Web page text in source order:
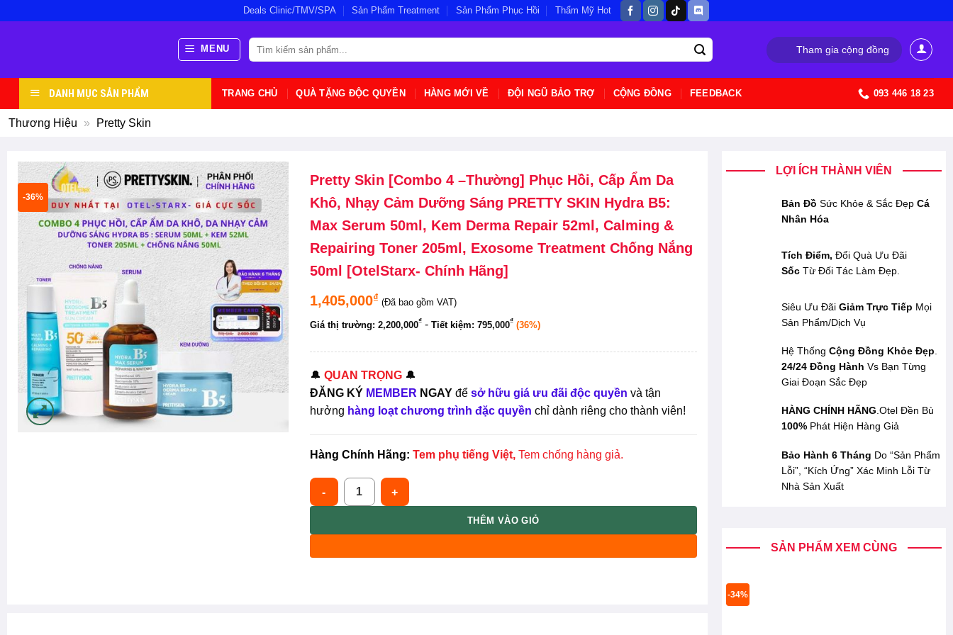
Deals Clinic/TMV/SPA Sản Phẩm Treatment Sản Phẩm Phục Hồi Thẩm Mỹ Hot
MENU
Tìm
kiếm:
Tham gia cộng đồng
DANH MỤC SẢN PHẨM TRANG CHỦ QUÀ TẶNG ĐỘC QUYỀN HÀNG MỚI VỀ ĐỘI NGŨ BẢO TRỢ CỘNG ĐỒNG FEEDBACK 093 446 18 23
Thương Hiệu » Pretty Skin
LỢI ÍCH THÀNH VIÊN
Bản Đồ Sức Khỏe & Sắc Đẹp Cá
Nhân Hóa
Tích Điểm, Đổi Quà Ưu Đãi
Sốc Từ Đối Tác Làm Đẹp.
Siêu Ưu Đãi Giảm Trực Tiếp Mọi
Sản Phẩm/Dịch Vụ
Hệ Thống Cộng Đồng Khỏe Đẹp
24/24 Đồng Hành Vs Bạn Từng
Giai Đoạn Sắc Đẹp
HÀNG CHÍNH HÃNG.Otel Đền Bù
100% Phát Hiện Hàng Giả
Bảo Hành 6 Tháng Do “Sản Phẩm
Lỗi”, “Kích Ứng” Xác Minh Lỗi Từ
Nhà Sản Xuất
SẢN PHẨM XEM CÙNG
-34%
-36%
Pretty Skin [Combo 4 –Thường] Phục Hồi, Cấp Ẩm Da
Khô, Nhạy Cảm Dưỡng Sáng PRETTY SKIN Hydra B5:
Max Serum 50ml, Kem Derma Repair 52ml, Calming &
Repairing Toner 205ml, Exosome Treatment Chống Nắng
50ml [OtelStarx- Chính Hãng]
1,405,000₫ (Đã bao gồm VAT)
Giá thị trường: 2,200,000₫- Tiết kiệm: 795,000₫ (36%)
🔔 QUAN TRỌNG🔔
ĐĂNG KÝMEMBER NGAYđể sở hữu giá ưu đãi độc quyền và tận
hưởng hàng loạt chương trình đặc quyền chỉ dành riêng cho thành viên!
Hàng Chính Hãng: Tem phụ tiếng Việt, Tem chống hàng giả.
Pretty Skin [Combo 4 --Thường] Phục Hồi, Cấp Ẩm Da Khô, Nhạy Cảm Dưỡng Sáng PRETTY SKIN Hydra B5: Max Serum 50ml,
THÊM VÀO GIỎ